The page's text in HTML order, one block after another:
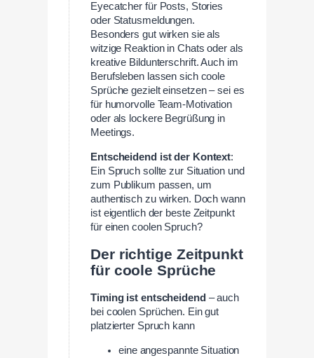
Eyecatcher für Posts, Stories
oder Statusmeldungen.
Besonders gut wirken sie als
witzige Reaktion in Chats oder als
kreative Bildunterschrift. Auch im
Berufsleben lassen sich coole
Sprüche gezielt einsetzen – sei es
für humorvolle Team-Motivation
oder als lockere Begrüßung in
Meetings.
Entscheidend ist der Kontext:
Ein Spruch sollte zur Situation und
zum Publikum passen, um
authentisch zu wirken. Doch wann
ist eigentlich der beste Zeitpunkt
für einen coolen Spruch?
Der richtige Zeitpunkt
für coole Sprüche
Timing ist entscheidend – auch
bei coolen Sprüchen. Ein gut
platzierter Spruch kann
eine angespannte Situation